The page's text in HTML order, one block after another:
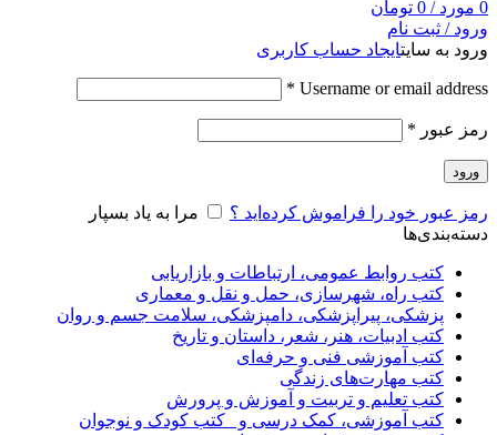
0 مورد /
0 تومان
ورود / ثبت نام
ورود به سایتایجاد حساب کاربری
Username or email address
*
رمز عبور *
ورود
رمز عبور خود را فراموش کرده‌اید ؟
مرا به یاد بسپار
دسته‌بندی‌ها
کتب روابط عمومی، ارتباطات و بازاریابی
کتب راه، شهرسازی، حمل و نقل و معماری
پزشکی، پیراپزشکی، دامپزشکی، سلامت جسم و روان
کتب ادبیات، هنر، شعر، داستان و تاریخ
کتب آموزشی فنی و حرفه‌ای
کتب مهارت‌های زندگی
کتب تعلیم و تربیت و آموزش و پرورش
کتب آموزشی، کمک درسی و _کتب کودک و نوجوان